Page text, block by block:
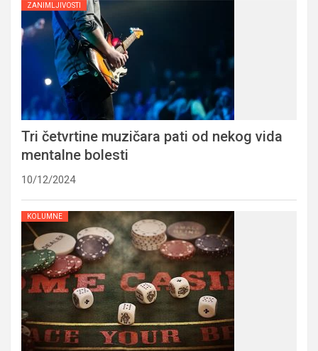
ZANIMLJIVOSTI
Tri četvrtine muzičara pati od nekog vida
mentalne bolesti
10/12/2024
KOLUMNE